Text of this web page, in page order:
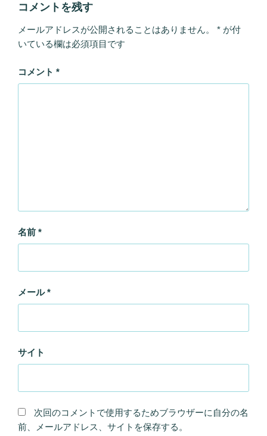
コメントを残す
メールアドレスが公開されることはありません。 * が付
いている欄は必須項目です
コメント *
名前 *
メール*
サイト
次回のコメントで使用するためブラウザーに自分の名
前、メールアドレス、サイトを保存する。